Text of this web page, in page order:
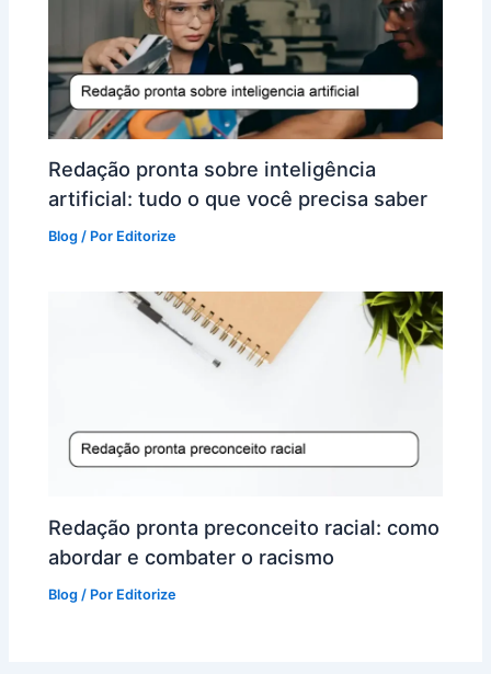
Redação pronta sobre inteligência
artificial: tudo o que você precisa saber
Blog / Por Editorize
Redação pronta preconceito racial: como
abordar e combater o racismo
Blog / Por Editorize